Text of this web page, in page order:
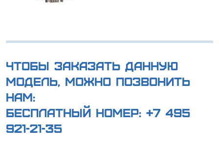
Чтобы заказать данную
модель, можно позвонить
нам:
Бесплатный номер: +7 495
921-21-35